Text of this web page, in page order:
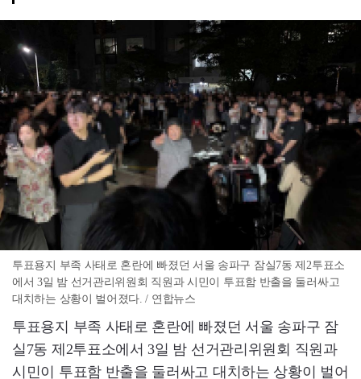
투표용지 부족 사태로 혼란에 빠졌던 서울 송파구 잠실7동 제2투표소
에서 3일 밤 선거관리위원회 직원과 시민이 투표함 반출을 둘러싸고
대치하는 상황이 벌어졌다. / 연합뉴스
투표용지 부족 사태로 혼란에 빠졌던 서울 송파구 잠
실7동 제2투표소에서 3일 밤 선거관리위원회 직원과
시민이 투표함 반출을 둘러싸고 대치하는 상황이 벌어